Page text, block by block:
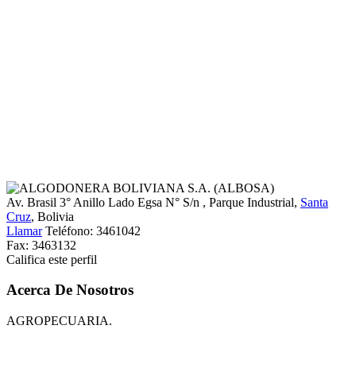
Av. Brasil 3° Anillo Lado Egsa N° S/n , Parque Industrial, Santa
Cruz, Bolivia
Llamar Teléfono: 3461042
Fax: 3463132
Califica este perfil
Acerca De Nosotros
AGROPECUARIA.